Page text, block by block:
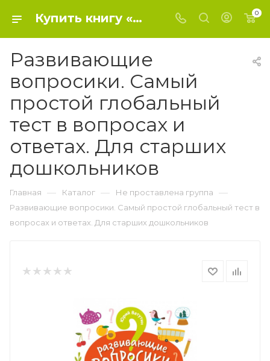
Купить книгу «Развивающие вопросики. Самый простой глобальный тест в вопросах и ответах. Для старших дошкольников» 2021, Ватутин Юрий Юрьевич - Не проставлена группа 0
Развивающие
вопросики. Самый
простой глобальный
тест в вопросах и
ответах. Для старших
дошкольников
Главная — Каталог — Не проставлена группа —
Развивающие вопросики. Самый простой глобальный тест в
вопросах и ответах. Для старших дошкольников